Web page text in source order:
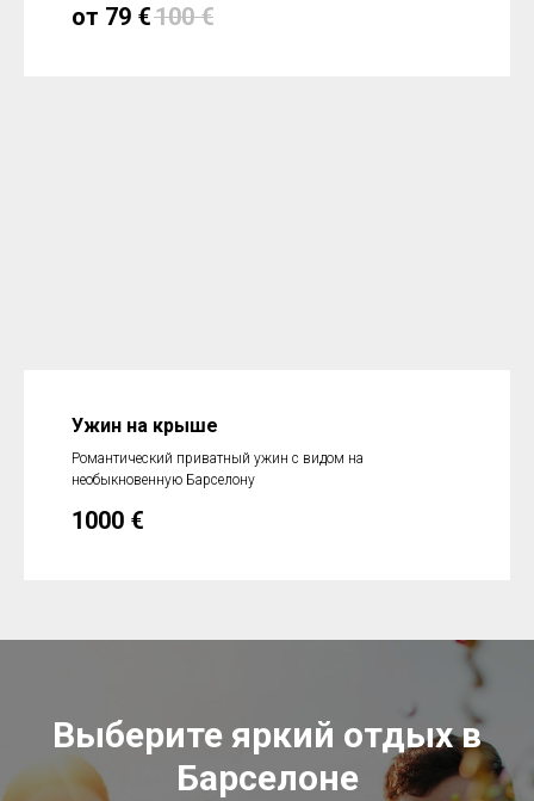
от 79 €100 €
Ужин на крыше
Романтический приватный ужин с видом на
необыкновенную Барселону
1000 €
Выберите яркий отдых в
Барселоне